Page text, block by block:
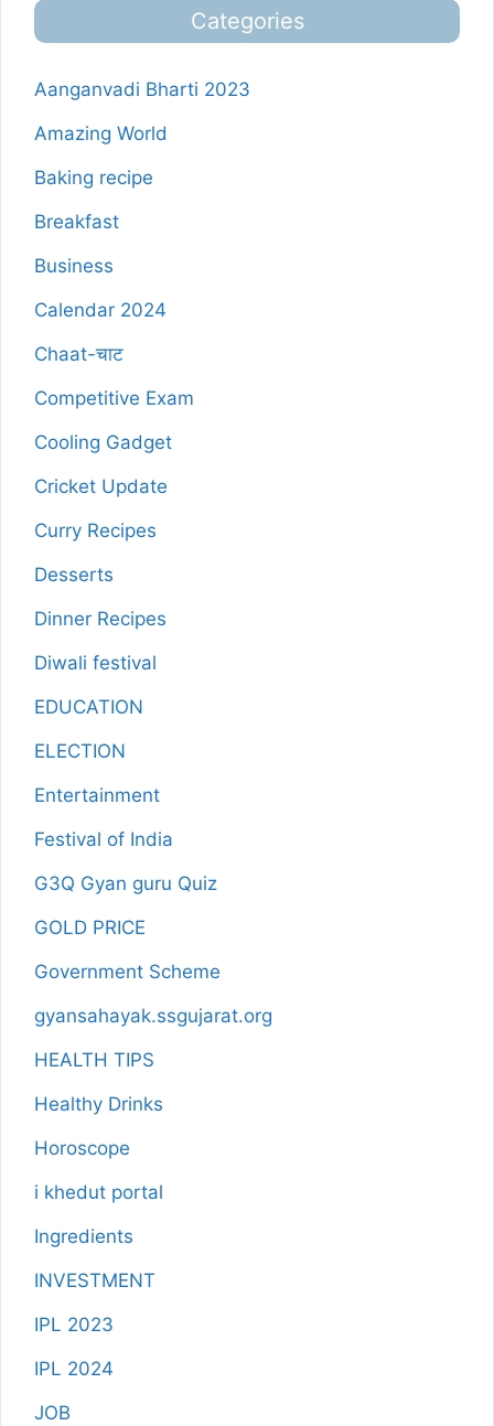
Categories
Aanganvadi Bharti 2023
Amazing World
Baking recipe
Breakfast
Business
Calendar 2024
Chaat-चाट
Competitive Exam
Cooling Gadget
Cricket Update
Curry Recipes
Desserts
Dinner Recipes
Diwali festival
EDUCATION
ELECTION
Entertainment
Festival of India
G3Q Gyan guru Quiz
GOLD PRICE
Government Scheme
gyansahayak.ssgujarat.org
HEALTH TIPS
Healthy Drinks
Horoscope
i khedut portal
Ingredients
INVESTMENT
IPL 2023
IPL 2024
JOB